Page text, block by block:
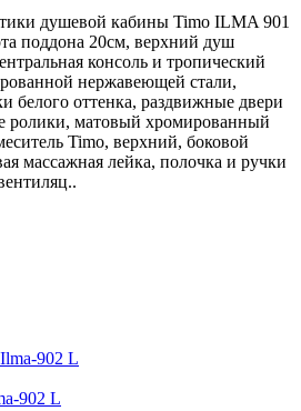
душевой кабины Timo ILMA 901
поддона 20см, верхний душ
консоль и тропический
нержавеющей стали,
белого оттенка, раздвижные двери
матовый хромированный
Timo, верхний, боковой
массажная лейка, полочка и ручки
902 L